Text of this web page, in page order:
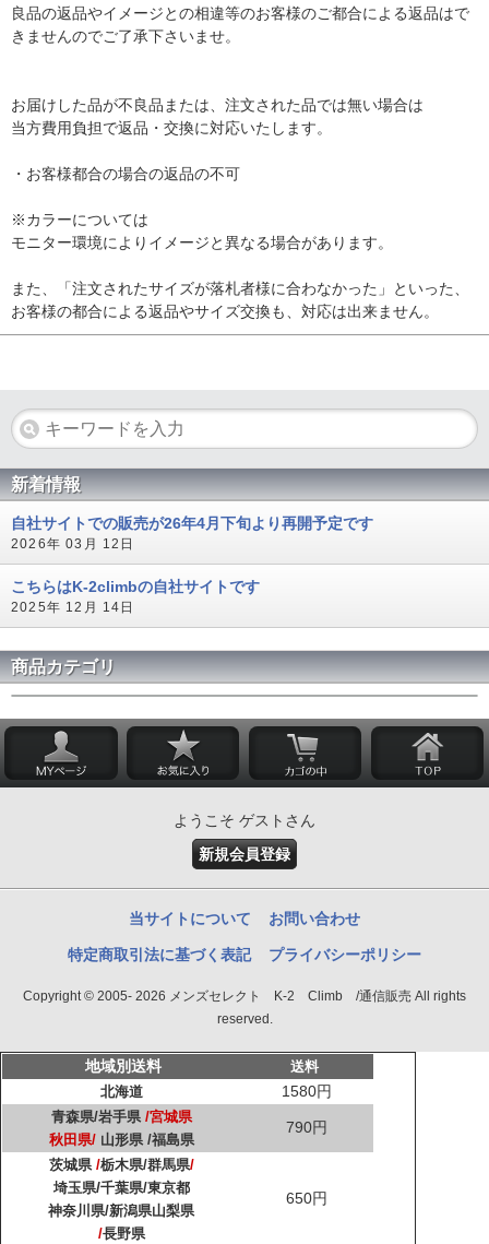
良品の返品やイメージとの相違等のお客様のご都合による返品はで
きませんのでご了承下さいませ。
お届けした品が不良品または、注文された品では無い場合は
当方費用負担で返品・交換に対応いたします。
・お客様都合の場合の返品の不可
※カラーについては
モニター環境によりイメージと異なる場合があります。
また、「注文されたサイズが落札者様に合わなかった」といった、
お客様の都合による返品やサイズ交換も、対応は出来ません。
新着情報
自社サイトでの販売が26年4月下旬より再開予定です
2026年 03月 12日
こちらはK-2climbの自社サイトです
2025年 12月 14日
商品カテゴリ
ようこそ ゲストさん
新規会員登録
当サイトについて お問い合わせ
特定商取引法に基づく表記 プライバシーポリシー
Copyright © 2005- 2026 メンズセレクト K-2 Climb /通信販売 All rights
reserved.
地域別送料
送料
北海道
1580円
青森県/岩手県 /宮城県
秋田県/ 山形県 /福島県
790円
茨城県 /栃木県/群馬県/
埼玉県/千葉県/東京都
神奈川県/新潟県山梨県
/長野県
650円